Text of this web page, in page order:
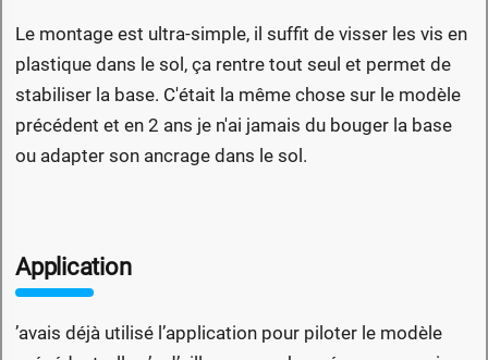
Le montage est ultra-simple, il suffit de visser les vis en
plastique dans le sol, ça rentre tout seul et permet de
stabiliser la base. C'était la même chose sur le modèle
précédent et en 2 ans je n'ai jamais du bouger la base
ou adapter son ancrage dans le sol.
Application
’avais déjà utilisé l’application pour piloter le modèle